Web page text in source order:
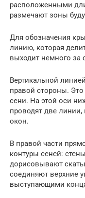
расположенными
размечают зоны
Для обозначения
линию, которая
выходит немного за
Вертикальной
правой стороны. Это
сени. На этой оси
проводят две
окон.
В правой части
контуры сеней:
дорисовывают
соединяют верхние
выступающими